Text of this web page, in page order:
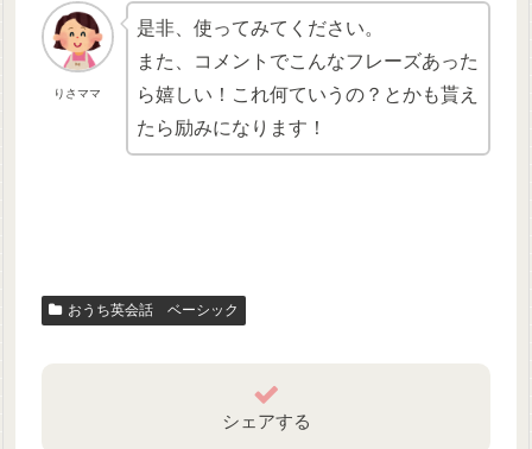
りさママ
是非、使ってみてください。
また、コメントでこんなフレーズあった
ら嬉しい！これ何ていうの？とかも貰え
たら励みになります！
おうち英会話 ベーシック
シェアする